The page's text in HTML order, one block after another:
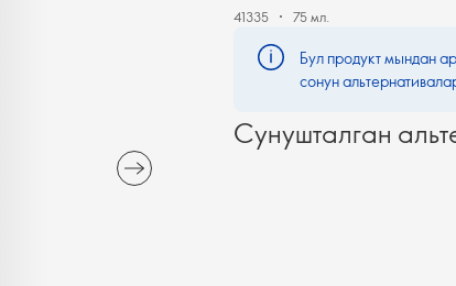
41335 75 мл.
Бул продукт мындан
сонун
Сунушталган